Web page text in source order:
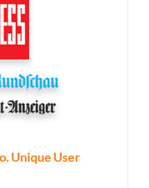
Unique User